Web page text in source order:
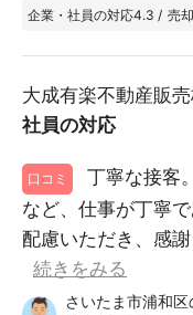
企業・社員の対応4.3 / 売
大成有楽不動産販
社員の対応
口コミ
丁寧な接客
など、仕事が丁寧
配慮いただき、感
続きをみる
さいたま市浦和